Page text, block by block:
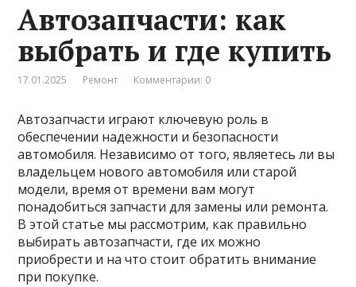
Автозапчасти: как
выбрать и где купить
17.01.2025 Ремонт Комментарии: 0
Автозапчасти играют ключевую роль в
обеспечении надежности и безопасности
автомобиля. Независимо от того, являетесь ли вы
владельцем нового автомобиля или старой
модели, время от времени вам могут
понадобиться запчасти для замены или ремонта.
В этой статье мы рассмотрим, как правильно
выбирать автозапчасти, где их можно
приобрести и на что стоит обратить внимание
при покупке.